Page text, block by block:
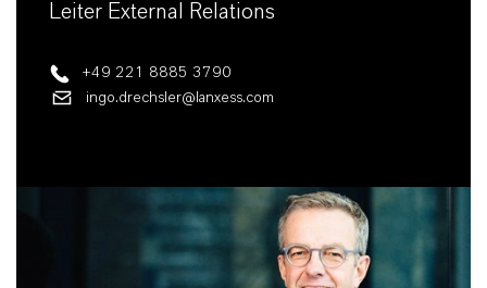
Leiter External Relations
+49 221 8885 3790
ingo.drechsler@lanxess.com